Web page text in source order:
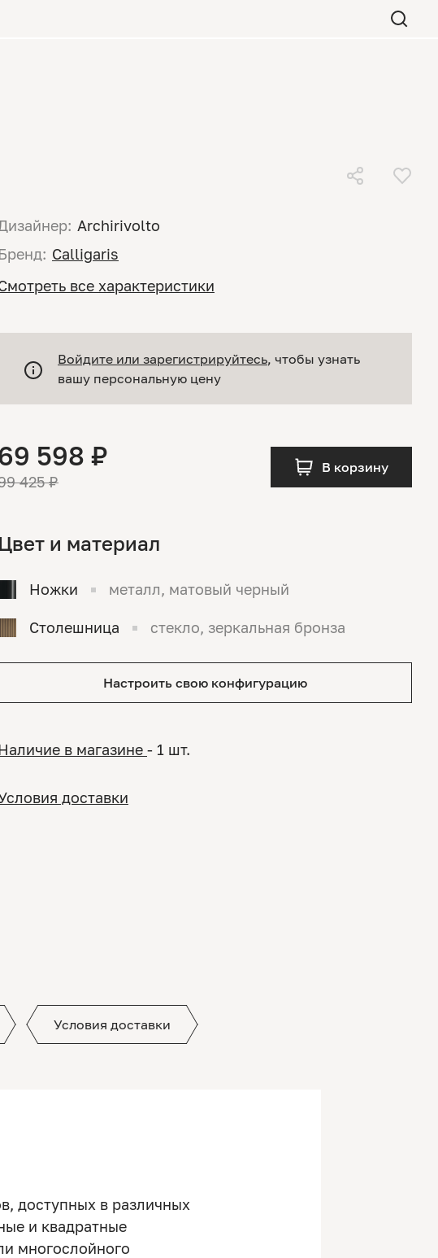
Archirivolto
Calligaris
все характеристики
Войдите или зарегистрируйтесь, чтобы узнать
вашу персональную цену
598 ₽
425 ₽
В корзину
Цвет и материал
Ножки металл, матовый черный
Столешница стекло, зеркальная бронза
Настроить свою конфигурацию
в магазине - 1 шт.
доставки
Условия доставки
доступных в различных
и квадратные
многослойного